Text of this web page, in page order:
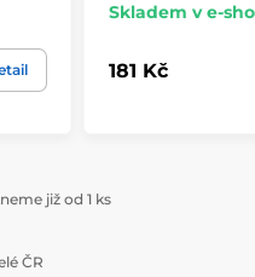
Skladem v e-
181 Kč
již od 1 ks
ČR